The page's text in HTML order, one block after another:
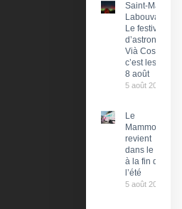
Saint-Martin-
Labouval :
Le festival
d’astronomie
Vià Cosmos,
c’est les 7 et
8 août
5 août 2026
Le
Mammobile
revient
dans le Lot
à la fin de
l’été
5 août 2026